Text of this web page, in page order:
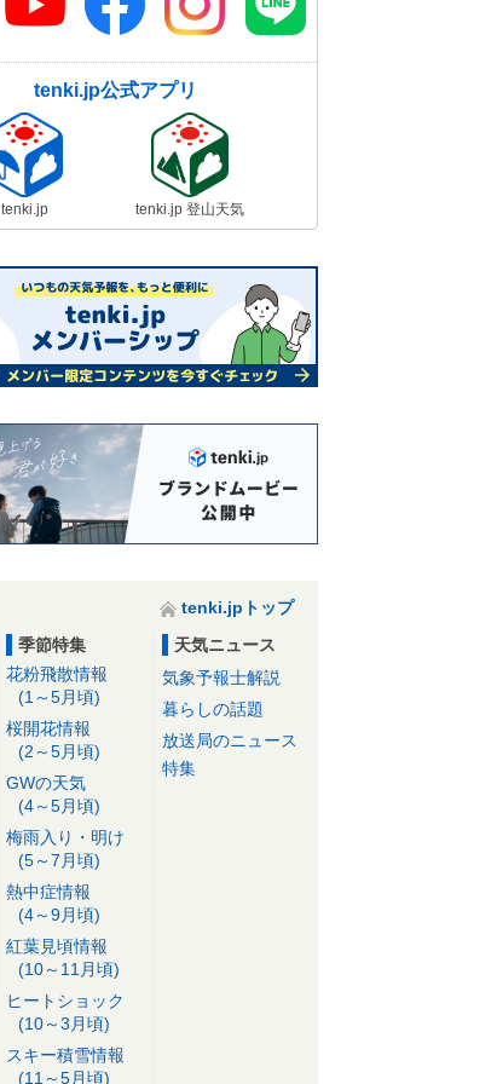
tenki.jp公式アプリ
tenki.jp tenki.jp 登山天気
tenki.jpトップ
季節特集
花粉飛散情報
(1～5月頃)
桜開花情報
(2～5月頃)
GWの天気
(4～5月頃)
梅雨入り・明け
(5～7月頃)
熱中症情報
(4～9月頃)
紅葉見頃情報
(10～11月頃)
ヒートショック
(10～3月頃)
スキー積雪情報
(11～5月頃)
天気ニュース
気象予報士解説
暮らしの話題
放送局のニュース
特集